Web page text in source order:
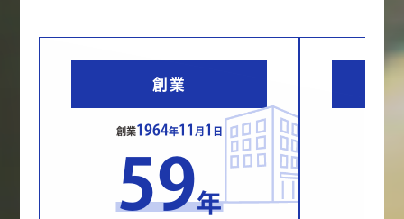
創業
創業1964年11 月 1 日
59年